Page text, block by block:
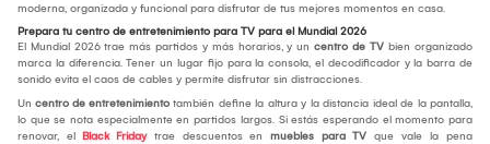
moderna, organizada y funcional para disfrutar de tus mejores momentos en casa.
Prepara tu centro de entretenimiento para TV para el Mundial 2026
El Mundial 2026 trae más partidos y más horarios, y un centro de TV bien organizado
marca la diferencia. Tener un lugar fijo para la consola, el decodificador y la barra de
sonido evita el caos de cables y permite disfrutar sin distracciones.
Un centro de entretenimiento también define la altura y la distancia ideal de la pantalla,
lo que se nota especialmente en partidos largos. Si estás esperando el momento para
renovar, el Black Fridaytrae descuentos en muebles para TV que vale la pena